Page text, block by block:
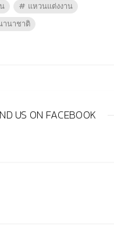
แหวนแต่งงาน
านาชาติ
US ON FACEBOOK